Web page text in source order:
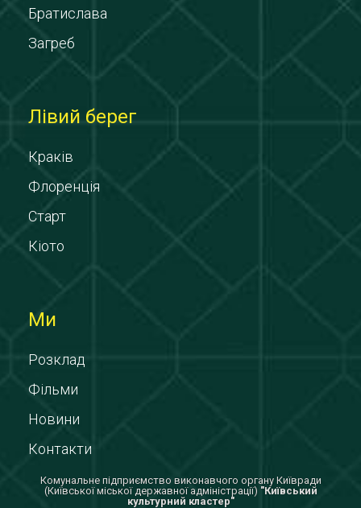
Братислава
Загреб
Лівий берег
Краків
Флоренція
Старт
Кіото
Ми
Розклад
Фільми
Новини
Контакти
Комунальне підприємство виконавчого органу Київради
(Київської міської державної адміністрації) "Київський
культурний кластер"